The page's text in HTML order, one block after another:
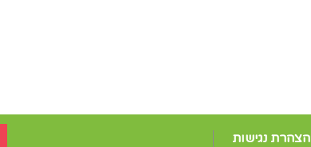
הצהרת נגישות